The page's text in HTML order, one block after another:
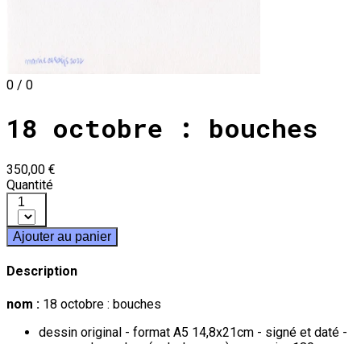
0 / 0
18 octobre : bouches
350,00 €
Quantité
1
Ajouter au panier
Description
nom : 18 octobre : bouches
dessin original - format A5 14,8x21cm - signé et daté -